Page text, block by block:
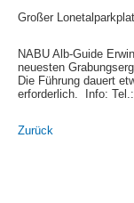
Großer
NABU Alb-Guide
neuesten
Die Führung dauert
erforderlich. Info:
Zurück